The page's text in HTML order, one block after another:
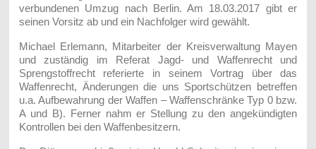
verbundenen Umzug nach Berlin. Am 18.03.2017 gibt er
seinen Vorsitz ab und ein Nachfolger wird gewählt.
Michael Erlemann, Mitarbeiter der Kreisverwaltung Mayen
und zuständig im Referat Jagd- und Waffenrecht und
Sprengstoffrecht referierte in seinem Vortrag über das
Waffenrecht, Änderungen die uns Sportschützen betreffen
u.a. Aufbewahrung der Waffen – Waffenschränke Typ 0 bzw.
A und B). Ferner nahm er Stellung zu den angekündigten
Kontrollen bei den Waffenbesitzern.